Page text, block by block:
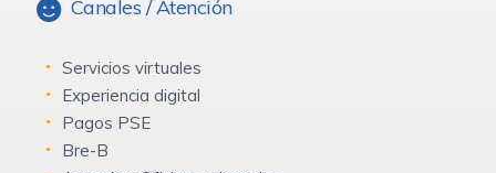
Canales / Atención
Servicios virtuales
Experiencia digital
Pagos PSE
Bre-B